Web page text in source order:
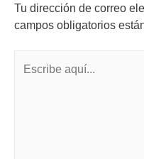
Tu dirección de correo
campos obligatorios